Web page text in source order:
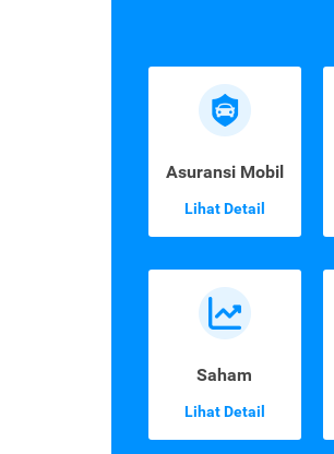
Asuransi Mobil
Lihat Detail
Saham
Lihat Detail